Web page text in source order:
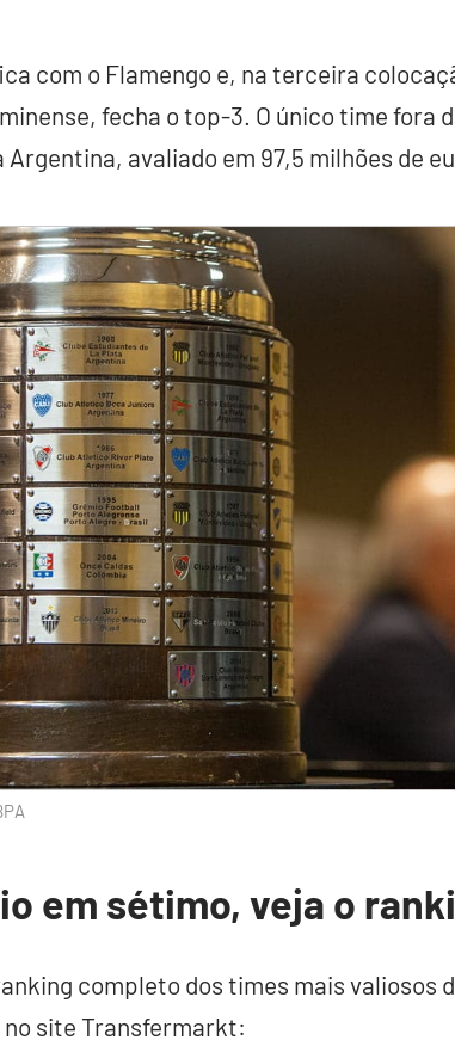
com o Flamengo e, na terceira
fecha o top-3. O único time fora
Argentina, avaliado em 97,5 milhões de
em sétimo, veja o
completo dos times mais valiosos
no site Transfermarkt: